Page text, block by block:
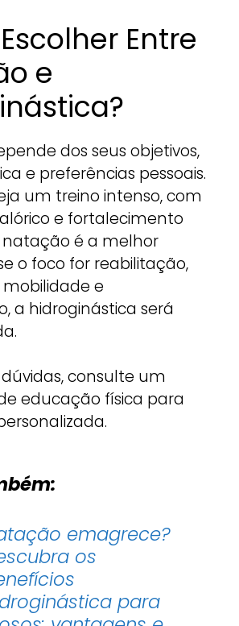
Entre
e
dos seus objetivos,
e preferências pessoais.
um treino intenso, com
e fortalecimento
é a melhor
o foco for reabilitação,
e
a hidroginástica será
consulte um
educação física para
emagrece?
os
para